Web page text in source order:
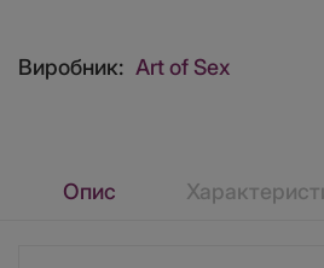
Виробник: Art of Sex
Опис